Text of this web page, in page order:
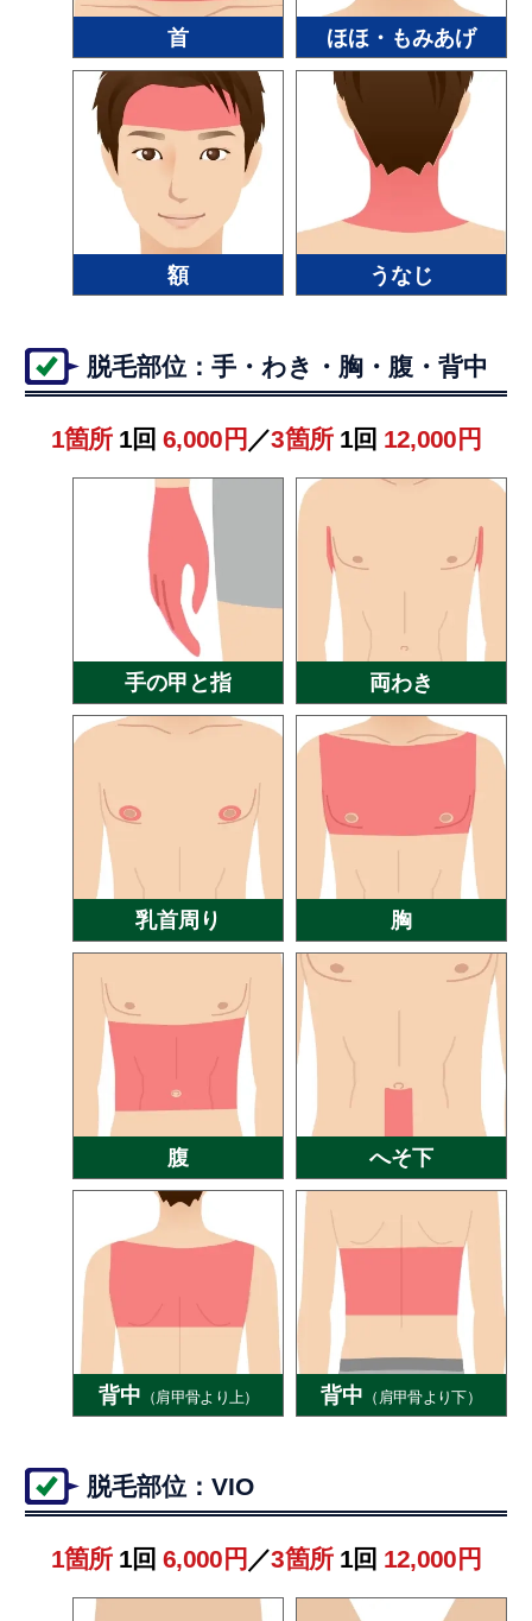
首 ほほ・もみあげ
額 うなじ
脱毛部位：手・わき・胸・腹・背中
1箇所1回6,000円 ／3箇所1回 12,000円
手の甲と指 両わき
乳首周り 胸
腹 へそ下
背中 （肩甲骨より上） 背中 （肩甲骨より下）
脱毛部位：VIO
1箇所1回6,000円 ／3箇所1回 12,000円